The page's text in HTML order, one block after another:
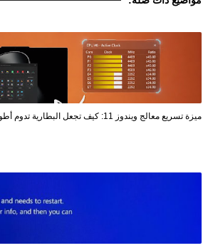
ميزة تسريع معالج ويندوز 11: كيف تجعل البطارية تدوم أطول بدلاً من استنزافها؟